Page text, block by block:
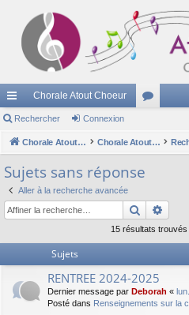
cc
ès
ra
pi
de
Chorale Atout Choeur
u
Rechercher Connexion
Chorale Atout Choeur Chorale Atout Choeur
Sujets sans réponse
Aller à la recherche avancée
15 résultats trouvés
Sujets
RENTREE 2024-2025
Dernier message par Deborah «
Posté dans Renseignements sur la